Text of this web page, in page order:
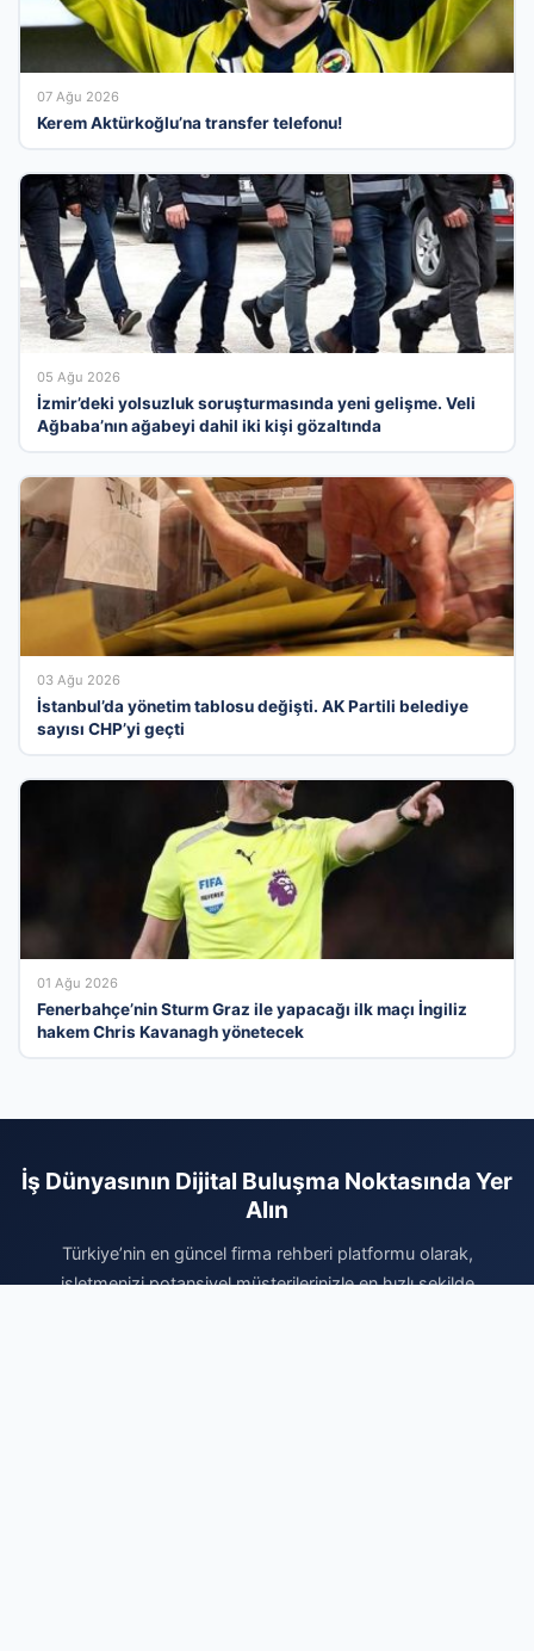
07 Ağu 2026
Kerem Aktürkoğlu’na transfer telefonu!
05 Ağu 2026
İzmir’deki yolsuzluk soruşturmasında yeni gelişme. Veli
Ağbaba’nın ağabeyi dahil iki kişi gözaltında
03 Ağu 2026
İstanbul’da yönetim tablosu değişti. AK Partili belediye
sayısı CHP’yi geçti
01 Ağu 2026
Fenerbahçe’nin Sturm Graz ile yapacağı ilk maçı İngiliz
hakem Chris Kavanagh yönetecek
İş Dünyasının Dijital Buluşma Noktasında Yer
Alın
Türkiye’nin en güncel firma rehberi platformu olarak,
işletmenizi potansiyel müşterilerinizle en hızlı şekilde